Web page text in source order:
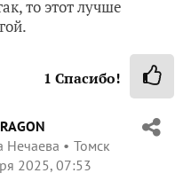
то этот лучше
1 Спасибо!
Нечаева
Томск
2025, 07:53